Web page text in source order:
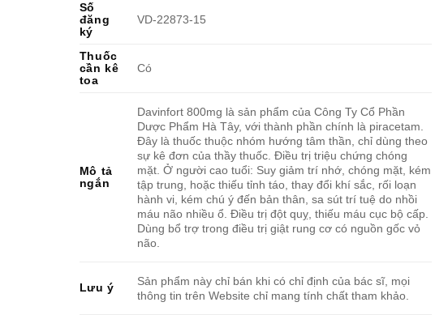
Số
đăng
ký
VD-22873-15
Thuốc
cần kê
toa
Có
Mô tả
ngắn
Davinfort 800mg là sản phẩm của Công Ty Cổ Phần
Dược Phẩm Hà Tây, với thành phần chính là piracetam.
Đây là thuốc thuộc nhóm hướng tâm thần, chỉ dùng theo
sự kê đơn của thầy thuốc. Điều trị triệu chứng chóng
mặt. Ở người cao tuổi: Suy giảm trí nhớ, chóng mặt, kém
tập trung, hoặc thiếu tỉnh táo, thay đổi khí sắc, rối loạn
hành vi, kém chú ý đến bản thân, sa sút trí tuệ do nhồi
máu não nhiều ổ. Điều trị đột quỵ, thiếu máu cục bộ cấp.
Dùng bổ trợ trong điều trị giật rung cơ có nguồn gốc vỏ
não.
Lưu ý
Sản phẩm này chỉ bán khi có chỉ định của bác sĩ, mọi
thông tin trên Website chỉ mang tính chất tham khảo.